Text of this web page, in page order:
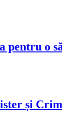
pentru o
și